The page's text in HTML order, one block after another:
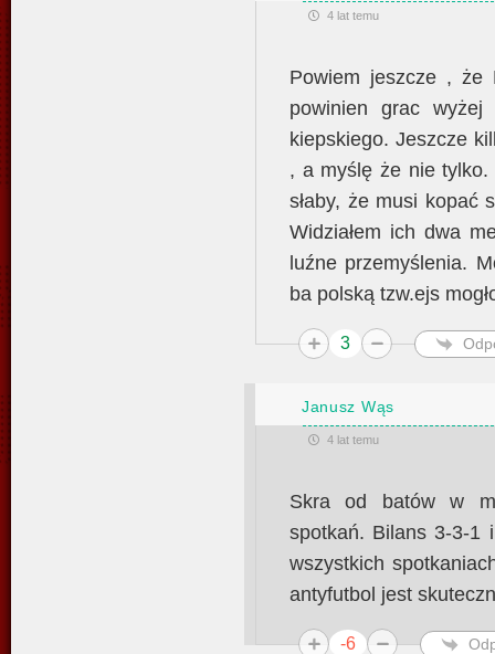
4 lat temu
Powiem jeszcze , że
powinien grac
kiepskiego. Jeszcze
, a myślę że nie
słaby, że musi kopać
Widziałem ich dwa
luźne przemyślenia.
ba polską tzw.ejs
3
Janusz Wąs
4 lat temu
Skra od batów w
spotkań. Bilans 3-3-
wszystkich
antyfutbol jest
-6